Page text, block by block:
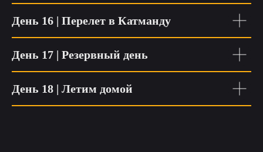
День 16 | Перелет в Катманду
День 17 | Резервный день
День 18 | Летим домой